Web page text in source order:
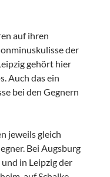
auf ihren
der
gehört hier
Auch das ein
bei den Gegnern
jeweils gleich
Bei Augsburg
in Leipzig der